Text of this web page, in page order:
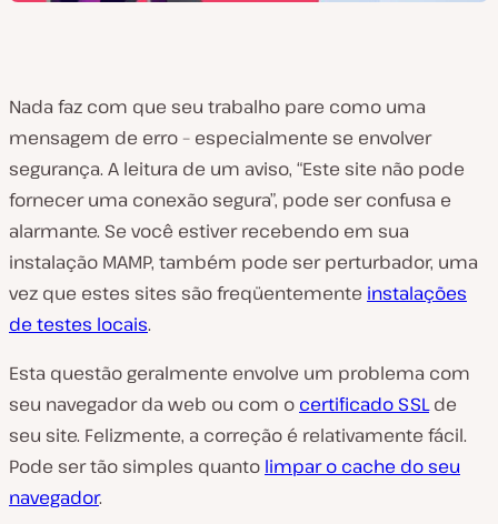
Nada faz com que seu trabalho pare como uma
mensagem de erro – especialmente se envolver
segurança. A leitura de um aviso, “Este site não pode
fornecer uma conexão segura”, pode ser confusa e
alarmante. Se você estiver recebendo em sua
instalação MAMP, também pode ser perturbador, uma
vez que estes sites são freqüentemente instalações
de testes locais.
Esta questão geralmente envolve um problema com
seu navegador da web ou com o certificado SSLde
seu site. Felizmente, a correção é relativamente fácil.
Pode ser tão simples quanto limpar o cache do seu
navegador.